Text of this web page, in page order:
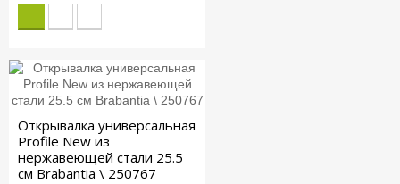
Открывалка универсальная
Profile New из
нержавеющей стали 25.5
см Brabantia \ 250767